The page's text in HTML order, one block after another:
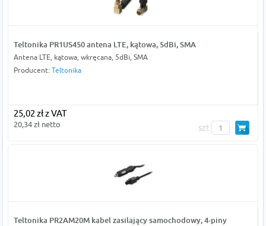
Teltonika PR1US450 antena LTE, kątowa, 5dBi, SMA
Antena LTE, kątowa, wkręcana, 5dBi, SMA
Producent: Teltonika
25,02 zł z VAT
20,34 zł netto szt
Teltonika PR2AM20M kabel zasilający samochodowy, 4-piny